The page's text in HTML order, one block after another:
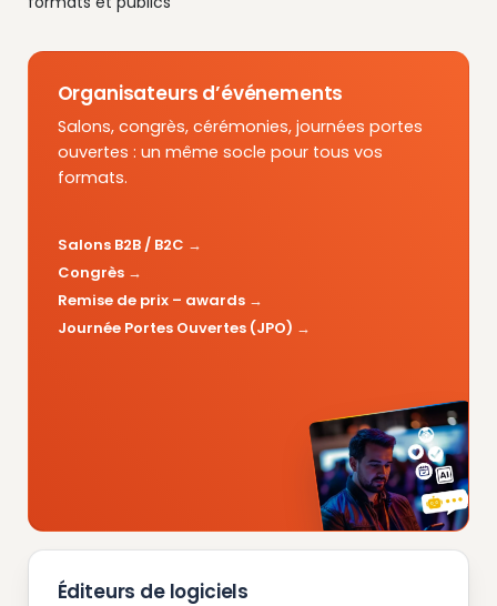
Organisateurs d’événements
Salons, congrès, cérémonies, journées portes
ouvertes : un même socle pour tous vos
formats.
Salons B2B / B2C
Congrès
Remise de prix – awards
Journée Portes Ouvertes (JPO)
Éditeurs de logiciels